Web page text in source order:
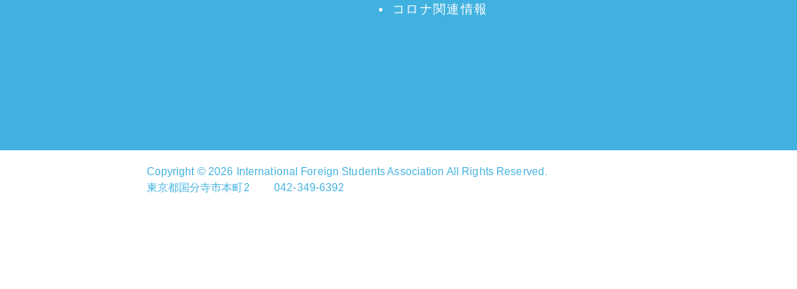
コロナ関連情報
Copyright © 2026 International Foreign Students Association All Rights Reserved.
東京都国分寺市本町2 042-349-6392